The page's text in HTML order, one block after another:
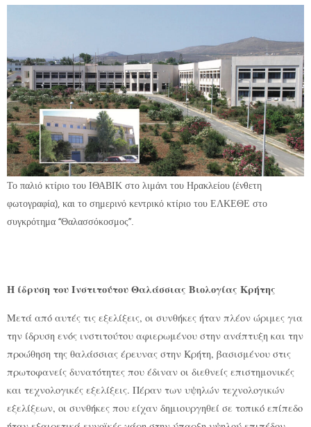
Το παλιό κτίριο του ΙΘΑΒΙΚ στο λιμάνι του Ηρακλείου (ένθετη
φωτογραφία), και το σημερινό κεντρικό κτίριο του ΕΛΚΕΘΕ στο
συγκρότημα ‘‘Θαλασσόκοσμος’’.
Η ίδρυση του Ινστιτούτου Θαλάσσιας Βιολογίας Κρήτης
Μετά από αυτές τις εξελίξεις, οι συνθήκες ήταν πλέον ώριμες για
την ίδρυση ενός ινστιτούτου αφιερωμένου στην ανάπτυξη και την
προώθηση της θαλάσσιας έρευνας στην Κρήτη, βασισμένου στις
πρωτοφανείς δυνατότητες που έδιναν οι διεθνείς επιστημονικές
και τεχνολογικές εξελίξεις. Πέραν των υψηλών τεχνολογικών
εξελίξεων, οι συνθήκες που είχαν δημιουργηθεί σε τοπικό επίπεδο